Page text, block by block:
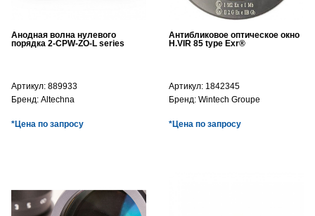
Анодная волна нулевого
порядка 2-CPW-ZO-L series
Артикул: 889933
Бренд: Altechna
*Цена по запросу
Антибликовое оптическое окно
H.VIR 85 type Exr®
Артикул: 1842345
Бренд: Wintech Groupe
*Цена по запросу